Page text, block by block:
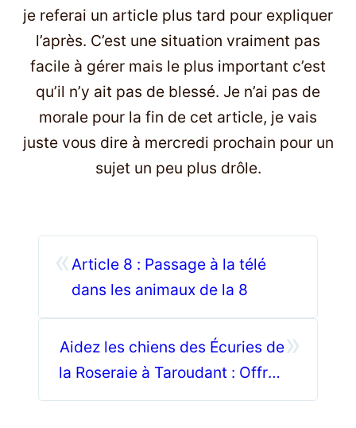
je referai un article plus tard pour expliquer
l’après. C’est une situation vraiment pas
facile à gérer mais le plus important c’est
qu’il n’y ait pas de blessé. Je n’ai pas de
morale pour la fin de cet article, je vais
juste vous dire à mercredi prochain pour un
sujet un peu plus drôle.
«Article 8 : Passage à la télé
dans les animaux de la 8
»
Aidez les chiens des Écuries de
la Roseraie à Taroudant : Offrez
des croquettes et du réconfort